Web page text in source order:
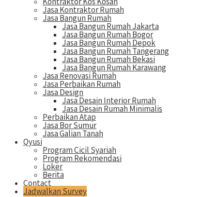
Jasa Kontraktor Rumah
Jasa Bangun Rumah
Jasa Bangun Rumah Jakarta
Jasa Bangun Rumah Bogor
Jasa Bangun Rumah Depok
Jasa Bangun Rumah Tangerang
Jasa Bangun Rumah Bekasi
Jasa Bangun Rumah Karawang
Jasa Renovasi Rumah
Jasa Perbaikan Rumah
Jasa Design
Jasa Desain Interior Rumah
Jasa Desain Rumah Minimalis
Perbaikan Atap
Jasa Bor Sumur
Jasa Galian Tanah
Qyusi
Program Cicil Syariah
Program Rekomendasi
Loker
Berita
Contact
Jadwalkan Survey